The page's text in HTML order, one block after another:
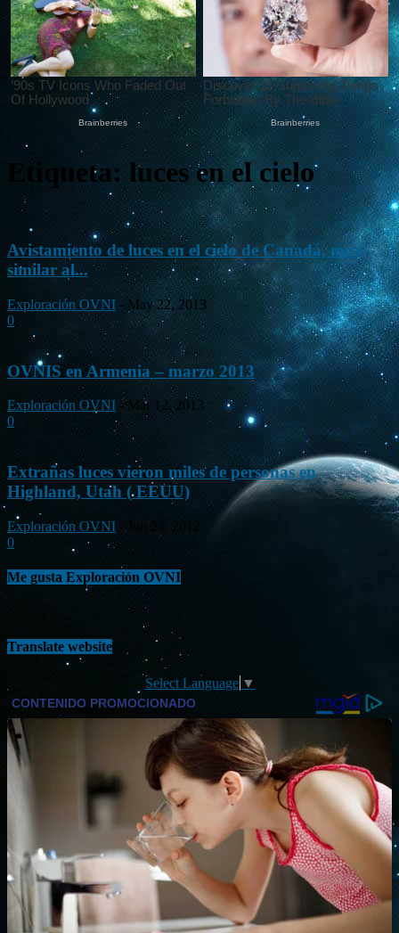
Etiqueta: luces en el cielo
Avistamiento de luces en el cielo de Canadá, muy
similar al...
Exploración OVNI - May 22, 2013
0
OVNIS en Armenia – marzo 2013
Exploración OVNI -
Mar 12, 2013
0
Extrañas luces vieron miles de personas en
Highland, Utah ( EEUU)
Exploración OVNI
Jun 24, 2012
0
Me gusta Exploración OVNI
Translate website
Select Language ▼